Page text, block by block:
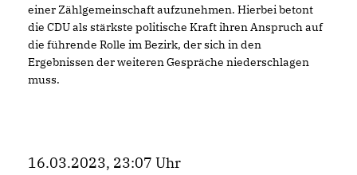
einer Zählgemeinschaft aufzunehmen. Hierbei betont
die CDU als stärkste politische Kraft ihren Anspruch auf
die führende Rolle im Bezirk, der sich in den
Ergebnissen der weiteren Gespräche niederschlagen
muss.
16.03.2023, 23:07 Uhr